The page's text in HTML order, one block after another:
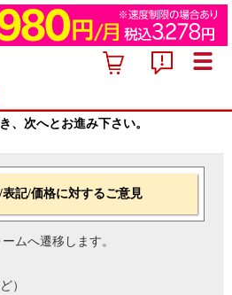
、次へとお進み下さい。
記/価格に対するご意見
ムへ遷移します。
）